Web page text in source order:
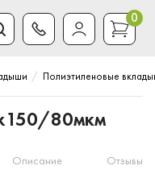
0
Полиэтиленовые
80мкм
Описание Отзывы